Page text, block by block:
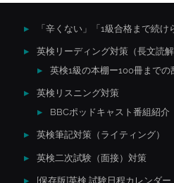
「辛くない」「1級合格まで続
英検リーディング対策（長文読解
英検1級の本棚ー100冊までの
英検リスニング対策
BBCポッドキャスト番組紹介
英検筆記対策（ライティング）
英検二次試験（面接）対策
[保存版]英検 試験日程カレンダー